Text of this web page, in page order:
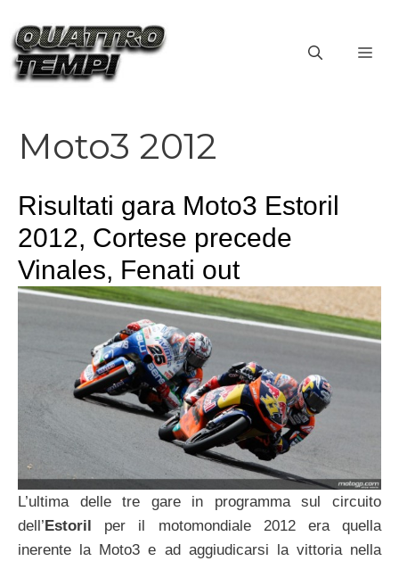
contenuto
Moto3 2012
Risultati gara Moto3 Estoril
2012, Cortese precede
Vinales, Fenati out
L’ultima delle tre gare in programma sul circuito
dell’ Estoril
per il motomondiale 2012 era quella
inerente la Moto3 e ad aggiudicarsi la vittoria nella